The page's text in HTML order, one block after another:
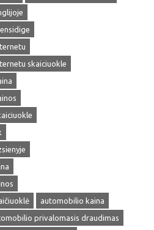
skaiciuokle
automobilio kaina
privalomasis draudimas